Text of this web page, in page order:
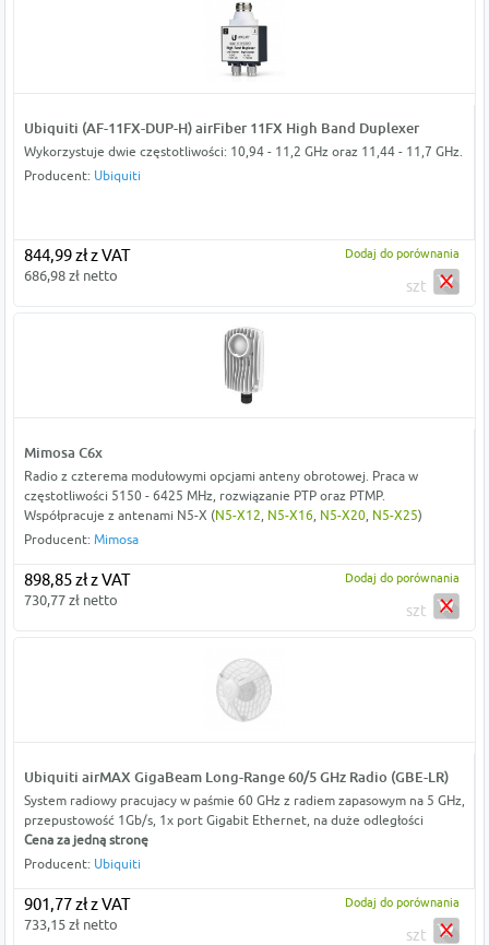
Ubiquiti (AF-11FX-DUP-H) airFiber 11FX High Band Duplexer
Wykorzystuje dwie częstotliwości: 10,94 - 11,2 GHz oraz 11,44 - 11,7 GHz.
Producent: Ubiquiti
844,99 zł z VAT
686,98 zł netto
Dodaj do porównania
szt
Mimosa C6x
Radio z czterema modułowymi opcjami anteny obrotowej. Praca w
częstotliwości 5150 - 6425 MHz, rozwiązanie PTP oraz PTMP.
Współpracuje z antenami N5-X (N5-X12, N5-X16, N5-X20, N5-X25)
Producent: Mimosa
898,85 zł z VAT
730,77 zł netto
Dodaj do porównania
szt
Ubiquiti airMAX GigaBeam Long-Range 60/5 GHz Radio (GBE-LR)
System radiowy pracujacy w paśmie 60 GHz z radiem zapasowym na 5 GHz,
przepustowość 1Gb/s, 1x port Gigabit Ethernet, na duże odległości
Cena za jedną stronę
Producent: Ubiquiti
901,77 zł z VAT
733,15 zł netto
Dodaj do porównania
szt